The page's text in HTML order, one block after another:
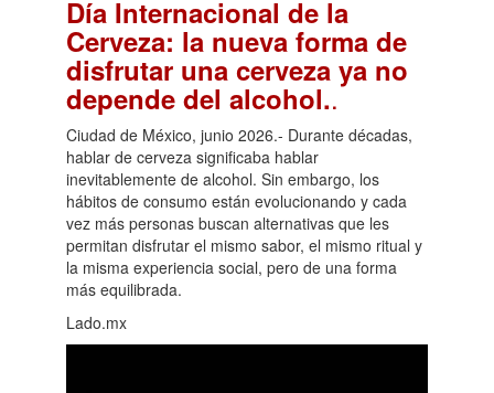
Día Internacional de la
Cerveza: la nueva forma de
disfrutar una cerveza ya no
depende del alcohol..
Ciudad de México, junio 2026.- Durante décadas,
hablar de cerveza significaba hablar
inevitablemente de alcohol. Sin embargo, los
hábitos de consumo están evolucionando y cada
vez más personas buscan alternativas que les
permitan disfrutar el mismo sabor, el mismo ritual y
la misma experiencia social, pero de una forma
más equilibrada.
Lado.mx